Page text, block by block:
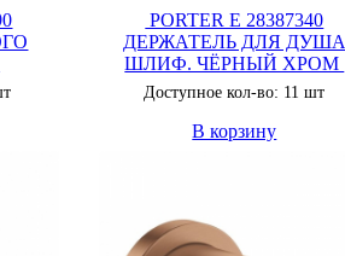
PORTER E 28387340
ДЕРЖАТЕЛЬ ДЛЯ ДУША
ШЛИФ. ЧЁРНЫЙ ХРОМ
Доступное кол-во: 11 шт
В корзину